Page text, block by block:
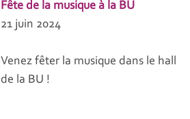
Fête de la musique à la BU
21 juin 2024
Venez fêter la musique dans le hall
de la BU !